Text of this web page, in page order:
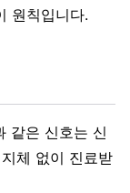
원칙입니다.
같은 신호는 신
체 없이 진료받